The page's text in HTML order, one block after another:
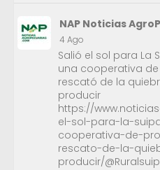
NAP Noticias
4 Ago
Salió el sol para La
una cooperativa
rescató de la
producir
https://
el-sol-para-la-
cooperativa-de-
rescato-de-la-
producir/